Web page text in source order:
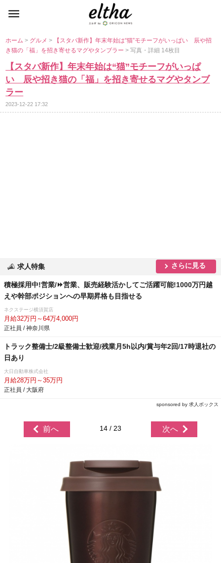
ホーム> グルメ>
【スタバ新作】年末年始は“猫”モチーフがいっぱい 辰や招
き猫の「福」を招き寄せるマグやタンブラー> 写真・詳細 14枚目
【スタバ新作】年末年始は“猫”モチーフがいっぱ
い 辰や招き猫の「福」を招き寄せるマグやタンブ
ラー
2023-12-22 17:32
求人特集 さらに見る
積極採用中!営業/⏩️営業、販売経験活かしてご活躍可能!1000万円越
えや幹部ポジションへの早期昇格も目指せる
ネクステージ横須賀店
月給32万円～64万4,000円
正社員 / 神奈川県
トラック整備士/2級整備士歓迎/残業月5h以内/賞与年2回/17時退社の
日あり
大日自動車株式会社
月給28万円～35万円
正社員 / 大阪府
sponsored by 求人ボックス
前へ 14 / 23 次へ